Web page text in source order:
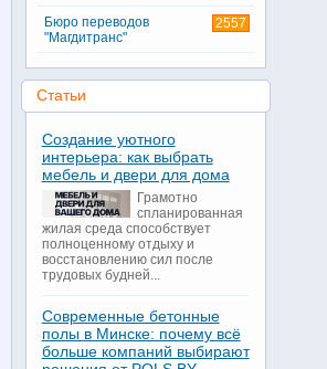
2557
Бюро переводов
"Магдитранс"
Статьи
Создание уютного
интерьера: как выбрать
мебель и двери для дома
Грамотно
спланированная
жилая среда способствует
полноценному отдыху и
восстановлению сил после
трудовых будней...
Современные бетонные
полы в Минске: почему всё
больше компаний выбирают